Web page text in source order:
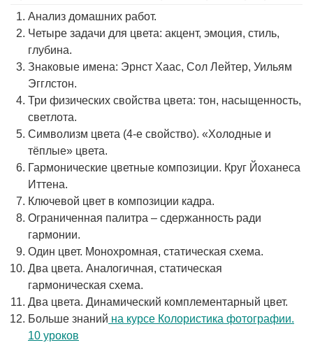
Анализ домашних работ.
Четыре задачи для цвета: акцент, эмоция, стиль,
глубина.
Знаковые имена: Эрнст Хаас, Сол Лейтер, Уильям
Эгглстон.
Три физических свойства цвета: тон, насыщенность,
светлота.
Символизм цвета (4-е свойство). «Холодные и
тёплые» цвета.
Гармонические цветные композиции. Круг Йоханеса
Иттена.
Ключевой цвет в композиции кадра.
Ограниченная палитра – сдержанность ради
гармонии.
Один цвет. Монохромная, статическая схема.
Два цвета. Аналогичная, статическая
гармоническая схема.
Два цвета. Динамический комплементарный цвет.
Больше знаний на курсе Колористика фотографии.
10 уроков